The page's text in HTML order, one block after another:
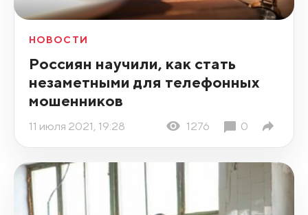
НОВОСТИ
Россиян научили, как стать
незаметными для телефонных
мошенников
11 июля 2021, 19:28 1276 0